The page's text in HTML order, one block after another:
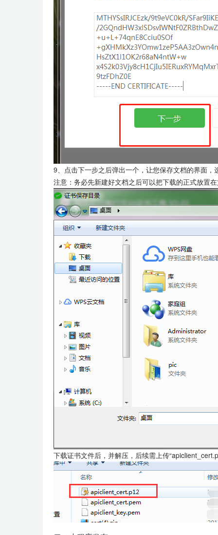
9、点击下一步之后弹出一个，让您保存文档的界面
注意：务必先新建好文档之后可以把下载的正式放置
下载证书文件后，并解压，后续需上传